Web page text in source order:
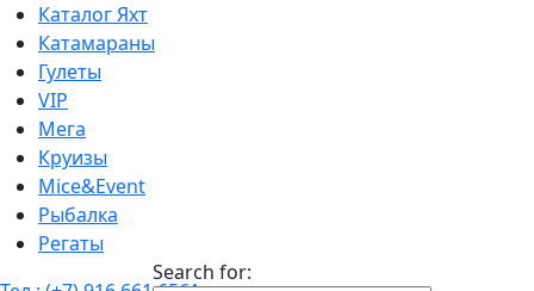
Каталог Яхт
Катамараны
Гулеты
VIP
Мега
Круизы
Mice&Event
Рыбалка
Регаты
Search for: